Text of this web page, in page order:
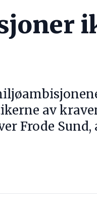
av
Frode